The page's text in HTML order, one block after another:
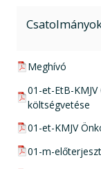
pdf csatolmány:
Meghívó
pdf csatolmány:
01-et-EtB-
költségvetése
pdf csatolmány:
01-et-KMJV
pdf csatolmány:
01-m-